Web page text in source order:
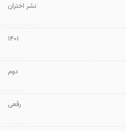
نشر اختران
1401
دوم
رقعی